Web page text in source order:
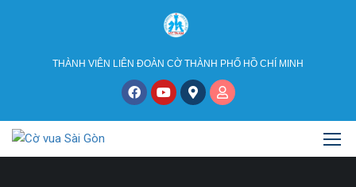
THÀNH VIÊN LIÊN ĐOÀN CỜ THÀNH PHỐ HỒ CHÍ MINH